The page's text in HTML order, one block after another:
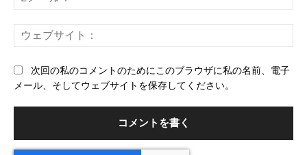
メ
ー
ェ
次回の私のコメントのためにこのブラウザに私の名前、電子
メール、そしてウェブサイトを保存してください。